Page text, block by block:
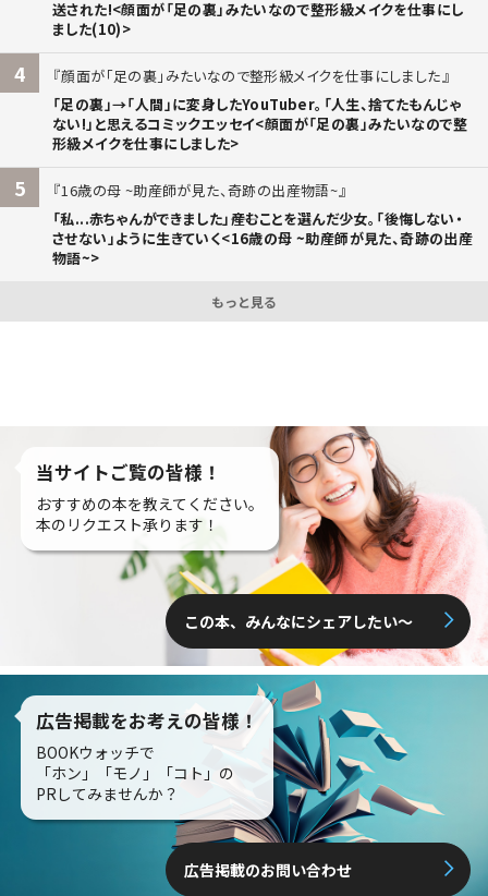
送された!<顔面が「足の裏」みたいなので整形級メイクを仕事にし
ました(10)>
4
顔面が「足の裏」みたいなので整形級メイクを仕事にしました
「足の裏」→「人間」に変身したYouTuber。「人生、捨てたもんじゃ
ない!」と思えるコミックエッセイ<顔面が「足の裏」みたいなので整
形級メイクを仕事にしました>
5
16歳の母 ~助産師が見た、奇跡の出産物語~
「私...赤ちゃんができました」――産むことを選んだ少女。「後悔しない・
させない」ように生きていく<16歳の母 ~助産師が見た、奇跡の出産
物語~>
もっと見る
当サイトご覧の皆様！
おすすめの本を教えてください。
本のリクエスト承ります！
この本、みんなにシェアしたい〜
広告掲載をお考えの皆様！
BOOKウォッチで
「ホン」「モノ」「コト」の
PRしてみませんか？
広告掲載のお問い合わせ